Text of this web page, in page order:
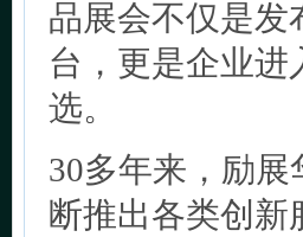
品展会不仅是发
台，更是企业进
选。
30多年来，励
断推出各类创